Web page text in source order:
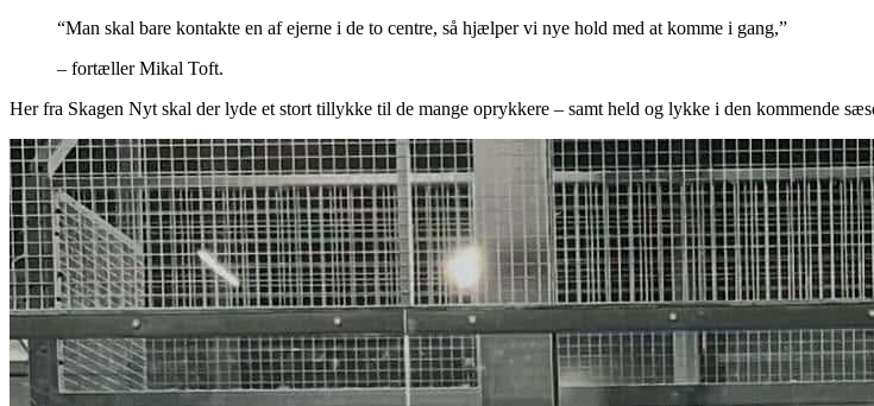
“Man skal bare kontakte en af ejerne i de to centre, så hjælper vi nye hold med at komme i gang,”
– fortæller Mikal Toft.
Her fra Skagen Nyt skal der lyde et stort tillykke til de mange oprykkere – samt held og lykke i den kommende